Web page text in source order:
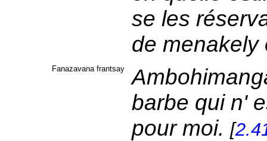
se les
de
Fanazavana frantsay
barbe qui n'
pour moi. [